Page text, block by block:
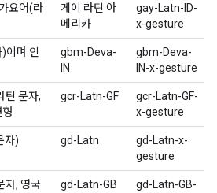
요어(라
게이 라틴 아
메리카
gay-Latn-ID-
x-gesture
이며 인
gbm-Deva-
IN
gbm-Deva-
IN-x-gesture
틴 문자,
gcr-Latn-GF
gcr-Latn-GF-
x-gesture
자) gd-Latn
gd-Latn-x-
gesture
자, 영국
gd-Latn-GB
gd-Latn-GB-